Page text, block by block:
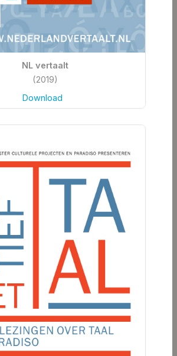
NL vertaalt
(2019)
Download